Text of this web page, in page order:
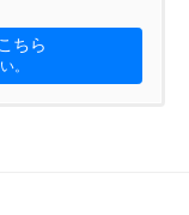
ちら
。